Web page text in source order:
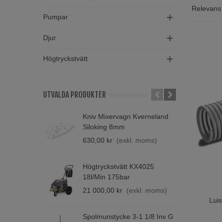
Pumpar
Djur
Högtryckstvätt
UTVALDA PRODUKTER
Kniv Mixervagn Kverneland
Siloking 8mm
630,00 kr (exkl. moms)
Högtryckstvätt KX4025
18l/min 175bar
21 000,00 kr (exkl. moms)
Spolmunstycke 3-1 1/8 Inv G
Vår
Relevans